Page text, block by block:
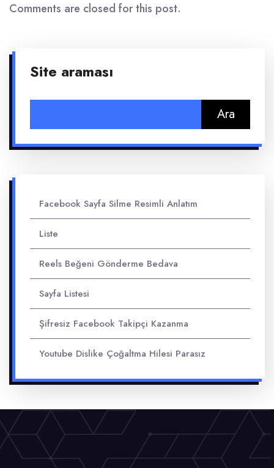
Comments are closed for this post.
Site araması
Facebook Sayfa Silme Resimli Anlatım
Liste
Reels Beğeni Gönderme Bedava
Sayfa Listesi
Şifresiz Facebook Takipçi Kazanma
Youtube Dislike Çoğaltma Hilesi Parasız